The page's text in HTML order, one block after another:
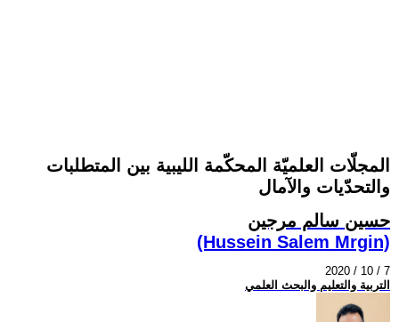
المجلّات العلميّة المحكّمة الليبية بين المتطلبات
والتحدّيات والآمال
حسين سالم مرجين
(Hussein Salem Mrgin)
2020 / 10 / 7
التربية والتعليم والبحث العلمي